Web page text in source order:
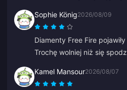
Sophie König2026/08/09
Diamenty Free Fire
Trochę wolniej niż się
Kamel Mansour2026/08/07